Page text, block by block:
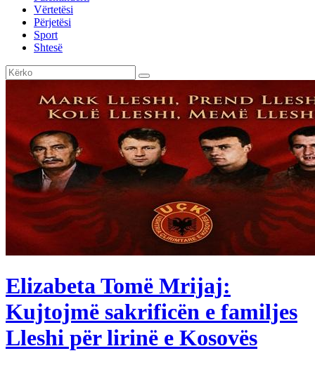
Vërtetësi
Përjetësi
Sport
Shtesë
Elizabeta Tomë Mrijaj:
Kujtojmë sakrificën e familjes
Lleshi për lirinë e Kosovës